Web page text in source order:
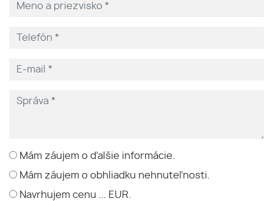
Mám záujem o ďalšie informácie.
Mám záujem o obhliadku nehnuteľnosti.
Navrhujem cenu ... EUR.